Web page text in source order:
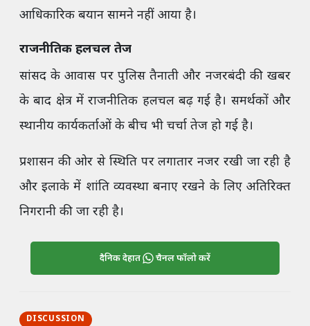
आधिकारिक बयान सामने नहीं आया है।
राजनीतिक हलचल तेज
सांसद के आवास पर पुलिस तैनाती और नजरबंदी की खबर
के बाद क्षेत्र में राजनीतिक हलचल बढ़ गई है। समर्थकों और
स्थानीय कार्यकर्ताओं के बीच भी चर्चा तेज हो गई है।
प्रशासन की ओर से स्थिति पर लगातार नजर रखी जा रही है
और इलाके में शांति व्यवस्था बनाए रखने के लिए अतिरिक्त
निगरानी की जा रही है।
दैनिक देहात चैनल फॉलो करें
DISCUSSION